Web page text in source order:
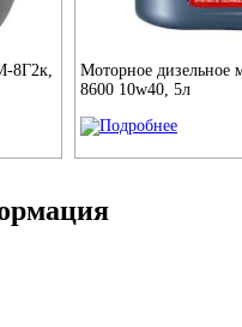
8Г2к,
Моторное дизельное
8600 10w40, 5л